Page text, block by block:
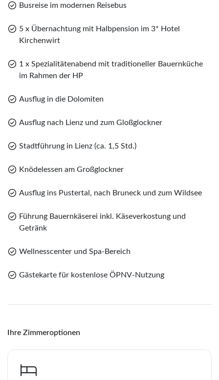
Sie haben noch keine Reisen auf der Merkliste
Teile diese Reise
Genussmomenten
wirken zu lassen.
Busreise im modernen Reisebus
5 x Übernachtung mit Halbpension im 3* Hotel
Kirchenwirt
1 x Spezialitätenabend mit traditioneller Bauernküche
im Rahmen der HP
Ausflug in die Dolomiten
Ausflug nach Lienz und zum Gloßglockner
Stadtführung in Lienz (ca. 1,5 Std.)
Knödelessen am Großglockner
Ausflug ins Pustertal, nach Bruneck und zum Wildsee
Führung Bauernkäserei inkl. Käseverkostung und
Getränk
Wellnesscenter und Spa-Bereich
Gästekarte für kostenlose ÖPNV-Nutzung
Ihre Zimmeroptionen